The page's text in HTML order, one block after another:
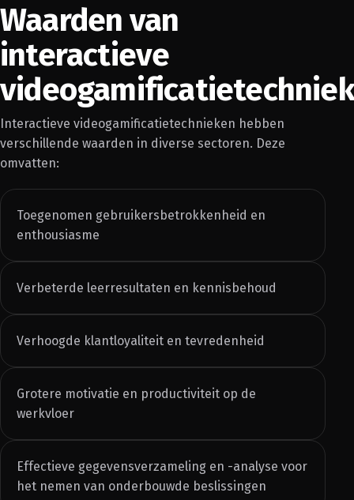
Waarden van
interactieve
Interactieve videogamificatietechnieken hebben
verschillende waarden in diverse sectoren. Deze
omvatten:
Toegenomen gebruikersbetrokkenheid en
enthousiasme
Verbeterde leerresultaten en kennisbehoud
Verhoogde klantloyaliteit en tevredenheid
Grotere motivatie en productiviteit op de
werkvloer
Effectieve gegevensverzameling en -analyse voor
het nemen van onderbouwde beslissingen